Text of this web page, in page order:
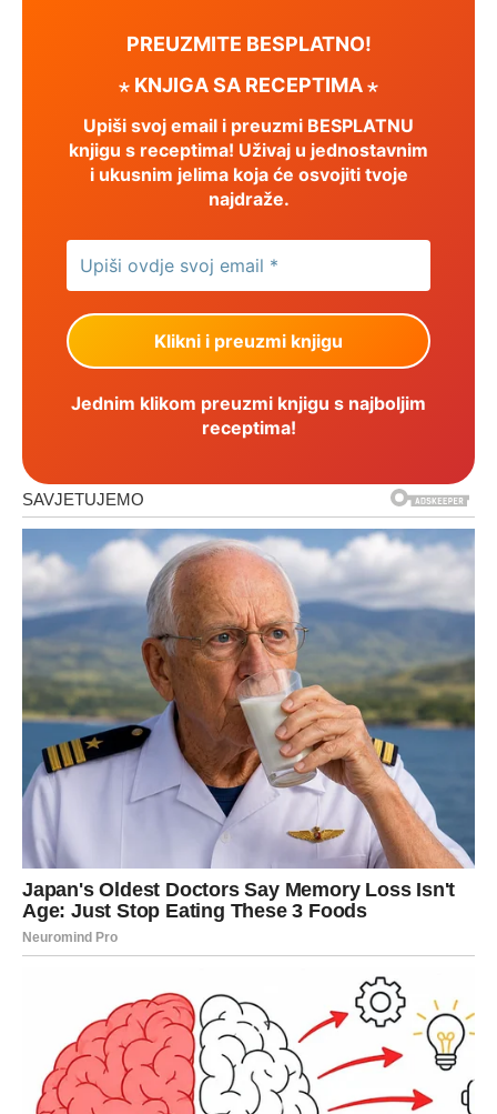
PREUZMITE BESPLATNO!
⋆ KNJIGA SA RECEPTIMA ⋆
Upiši svoj email i preuzmi BESPLATNU
knjigu s receptima! Uživaj u jednostavnim
i ukusnim jelima koja će osvojiti tvoje
najdraže.
Jednim klikom preuzmi knjigu s najboljim
receptima!